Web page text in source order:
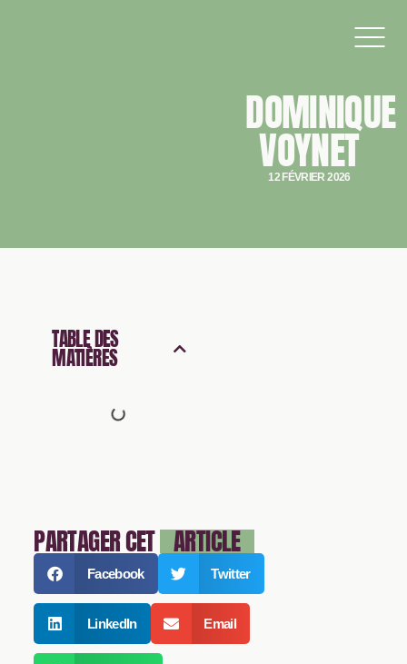
DOMINIQUE
VOYNET
12 FÉVRIER 2026
TABLE DES
MATIÈRES
PARTAGER CET ARTICLE
Facebook Twitter
LinkedIn Email